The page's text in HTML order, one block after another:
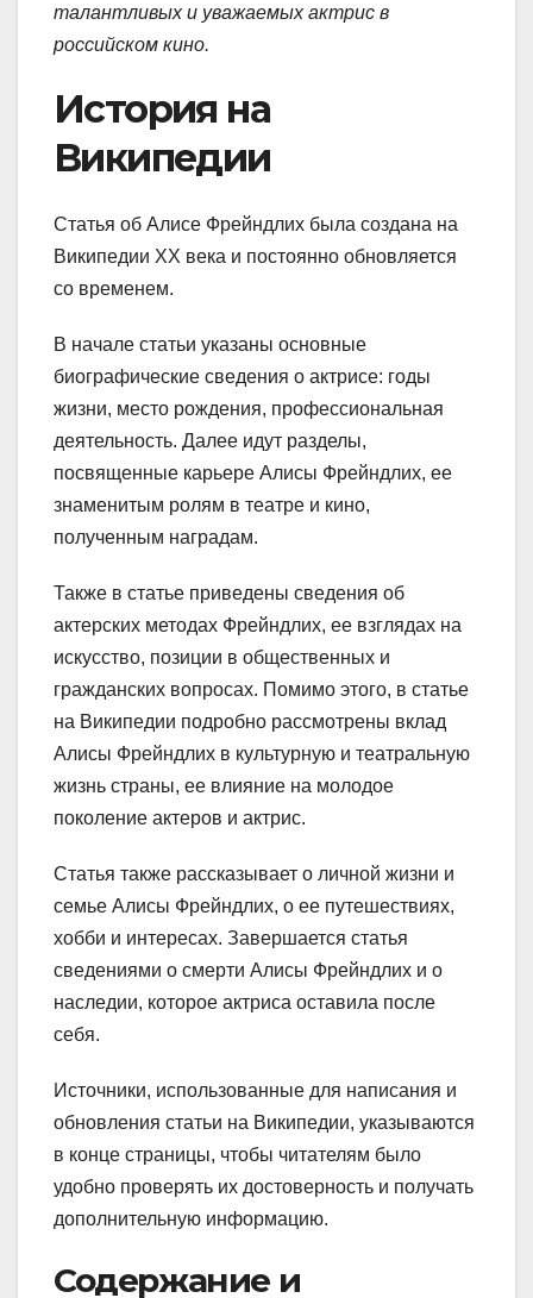
талантливых и уважаемых актрис в
российском кино.
История на
Википедии
Статья об Алисе Фрейндлих была создана на
Википедии XX века и постоянно обновляется
со временем.
В начале статьи указаны основные
биографические сведения о актрисе: годы
жизни, место рождения, профессиональная
деятельность. Далее идут разделы,
посвященные карьере Алисы Фрейндлих, ее
знаменитым ролям в театре и кино,
полученным наградам.
Также в статье приведены сведения об
актерских методах Фрейндлих, ее взглядах на
искусство, позиции в общественных и
гражданских вопросах. Помимо этого, в статье
на Википедии подробно рассмотрены вклад
Алисы Фрейндлих в культурную и театральную
жизнь страны, ее влияние на молодое
поколение актеров и актрис.
Статья также рассказывает о личной жизни и
семье Алисы Фрейндлих, о ее путешествиях,
хобби и интересах. Завершается статья
сведениями о смерти Алисы Фрейндлих и о
наследии, которое актриса оставила после
себя.
Источники, использованные для написания и
обновления статьи на Википедии, указываются
в конце страницы, чтобы читателям было
удобно проверять их достоверность и получать
дополнительную информацию.
Содержание и